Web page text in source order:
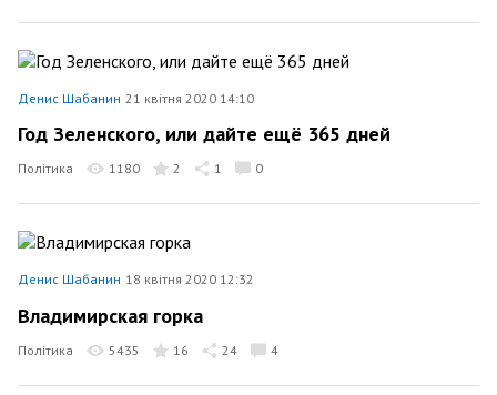
Денис Шабанин 21 квітня 2020 14:10
Год Зеленского, или дайте ещё 365 дней
Політика 1180 2 1 0
Денис Шабанин 18 квітня 2020 12:32
Владимирская горка
Політика 5435 16 24 4